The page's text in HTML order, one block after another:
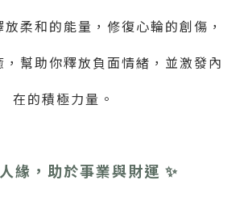
柔和的能量，修復心輪的創傷，
幫助你釋放負面情緒，並激發內
在的積極力量。
緣，助於事業與財運 ✨